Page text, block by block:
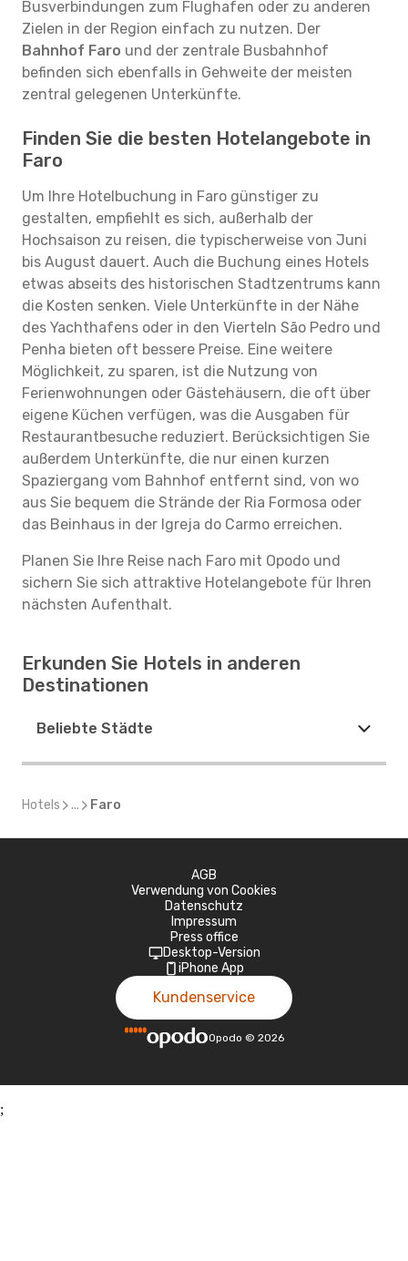
Busverbindungen zum Flughafen oder zu anderen
Zielen in der Region einfach zu nutzen. Der
Bahnhof Faro und der zentrale Busbahnhof
befinden sich ebenfalls in Gehweite der meisten
zentral gelegenen Unterkünfte.
Finden Sie die besten Hotelangebote in
Faro
Um Ihre Hotelbuchung in Faro günstiger zu
gestalten, empfiehlt es sich, außerhalb der
Hochsaison zu reisen, die typischerweise von Juni
bis August dauert. Auch die Buchung eines Hotels
etwas abseits des historischen Stadtzentrums kann
die Kosten senken. Viele Unterkünfte in der Nähe
des Yachthafens oder in den Vierteln São Pedro und
Penha bieten oft bessere Preise. Eine weitere
Möglichkeit, zu sparen, ist die Nutzung von
Ferienwohnungen oder Gästehäusern, die oft über
eigene Küchen verfügen, was die Ausgaben für
Restaurantbesuche reduziert. Berücksichtigen Sie
außerdem Unterkünfte, die nur einen kurzen
Spaziergang vom Bahnhof entfernt sind, von wo
aus Sie bequem die Strände der Ria Formosa oder
das Beinhaus in der Igreja do Carmo erreichen.
Planen Sie Ihre Reise nach Faro mit Opodo und
sichern Sie sich attraktive Hotelangebote für Ihren
nächsten Aufenthalt.
Erkunden Sie Hotels in anderen
Destinationen
Beliebte Städte
Hotels ... Faro
AGB
Verwendung von Cookies
Datenschutz
Impressum
Press office
Desktop-Version
iPhone App
Kundenservice
Opodo © 2026
;